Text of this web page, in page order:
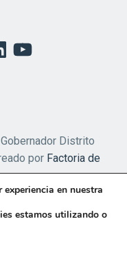
YouTube
Distrito
por Factoria de
en nuestra
estamos utilizando o